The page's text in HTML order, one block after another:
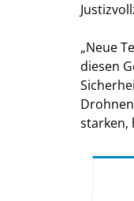
Neue
diesen
starken,